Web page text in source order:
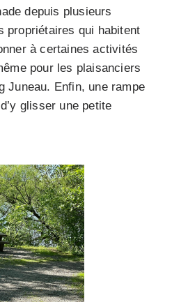
depuis plusieurs
propriétaires qui habitent
à certaines activités
pour les plaisanciers
Juneau. Enfin, une rampe
glisser une petite